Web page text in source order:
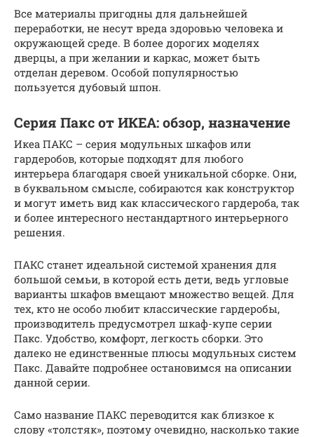
Все материалы пригодны для дальнейшей
переработки, не несут вреда здоровью человека и
окружающей среде. В более дорогих моделях
дверцы, а при желании и каркас, может быть
отделан деревом. Особой популярностью
пользуется дубовый шпон.
Серия Пакс от ИКЕА: обзор, назначение
Икеа ПАКС – серия модульных шкафов или
гардеробов, которые подходят для любого
интерьера благодаря своей уникальной сборке. Они,
в буквальном смысле, собираются как конструктор
и могут иметь вид как классического гардероба, так
и более интересного нестандартного интерьерного
решения.
ПАКС станет идеальной системой хранения для
большой семьи, в которой есть дети, ведь угловые
варианты шкафов вмещают множество вещей. Для
тех, кто не особо любит классические гардеробы,
производитель предусмотрел шкаф-купе серии
Пакс. Удобство, комфорт, легкость сборки. Это
далеко не единственные плюсы модульных систем
Пакс. Давайте подробнее остановимся на описании
данной серии.
Само название ПАКС переводится как близкое к
слову «толстяк», поэтому очевидно, насколько такие